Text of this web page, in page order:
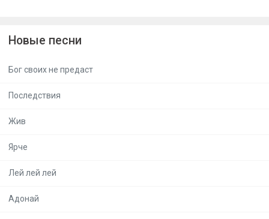
Новые песни
Бог своих не предаст
Последствия
Жив
Ярче
Лей лей лей
Адонай